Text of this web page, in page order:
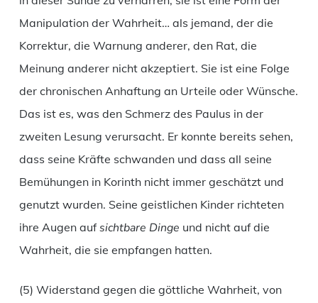
Manipulation der Wahrheit… als jemand, der die
Korrektur, die Warnung anderer, den Rat, die
Meinung anderer nicht akzeptiert. Sie ist eine Folge
der chronischen Anhaftung an Urteile oder Wünsche.
Das ist es, was den Schmerz des Paulus in der
zweiten Lesung verursacht. Er konnte bereits sehen,
dass seine Kräfte schwanden und dass all seine
Bemühungen in Korinth nicht immer geschätzt und
genutzt wurden. Seine geistlichen Kinder richteten
ihre Augen aufsichtbare Dinge und nicht auf die
Wahrheit, die sie empfangen hatten.
(5) Widerstand gegen die göttliche Wahrheit, von